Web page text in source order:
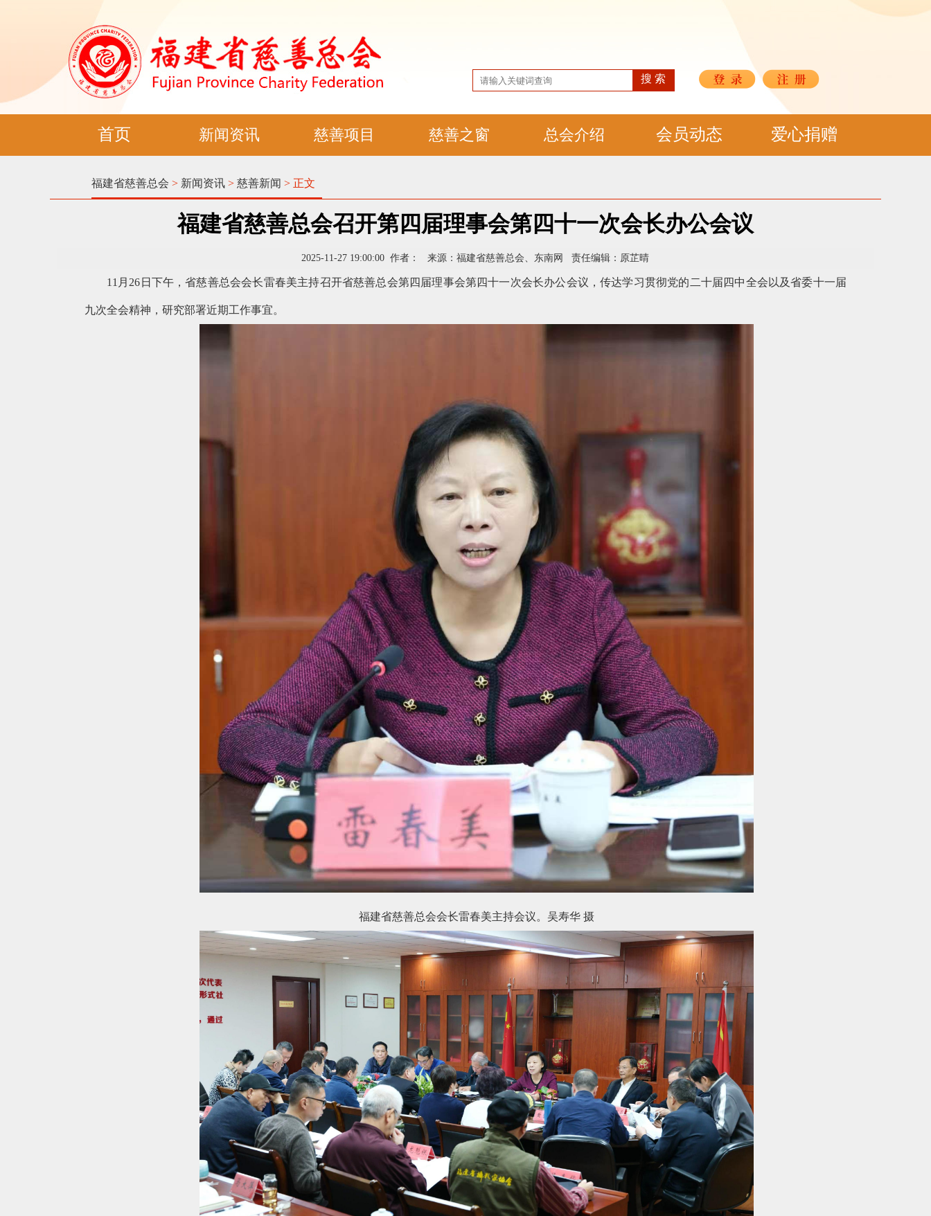
搜 索
首页 新闻资讯 慈善项目 慈善之窗 总会介绍 会员动态 爱心捐赠
福建省慈善总会 > 新闻资讯 > 慈善新闻 > 正文
福建省慈善总会召开第四届理事会第四十一次会长办公会议
2025-11-27 19:00:00 作者： 来源：福建省慈善总会、东南网 责任编辑：原芷晴
11月26日下午，省慈善总会会长雷春美主持召开省慈善总会第四届理事会第四十一次会长办公会议，传达学习贯彻党的二十届四中全会以及省委十一届
九次全会精神，研究部署近期工作事宜。
福建省慈善总会会长雷春美主持会议。吴寿华 摄